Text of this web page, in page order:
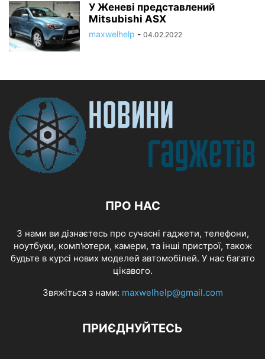
У Женеві представлений
Mitsubishi ASX
maxwelhelp - 04.02.2022
ПРО НАС
З нами ви дізнаєтесь про сучасні гаджети, телефони,
ноутбуки, комп'ютери, камери, та інші пристрої, також
будьте в курсі нових моделей автомобілей. У нас багато
цікавого.
Звяжіться з нами: maxwelhelp@gmail.com
ПРИЄДНУЙТЕСЬ